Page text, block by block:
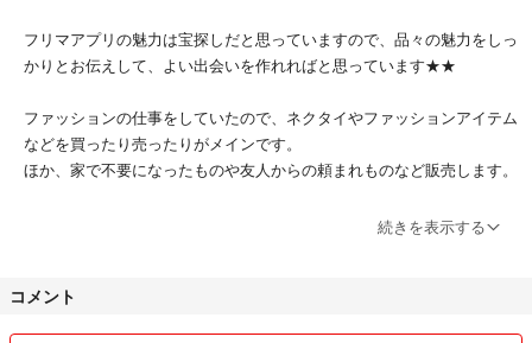
フリマアプリの魅力は宝探しだと思っていますので、品々の魅力をしっ
かりとお伝えして、よい出会いを作れればと思っています★★
ファッションの仕事をしていたので、ネクタイやファッションアイテム
などを買ったり売ったりがメインです。
ほか、家で不要になったものや友人からの頼まれものなど販売します。
ラクマでは、とくに選りすぐりのものを扱うようにしています。ぜひ、
専用にさせていただいたとしても、２日以上ご購入がない場合には元に
続きを表示する
コメント